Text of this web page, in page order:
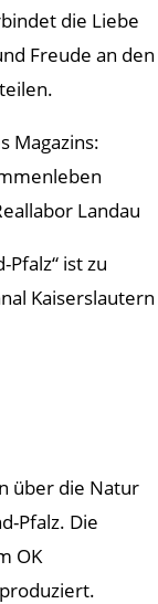
die Liebe
Freude an den
Magazins:
Landau
ist zu
Kaiserslautern
über die Natur
Pfalz. Die
OK